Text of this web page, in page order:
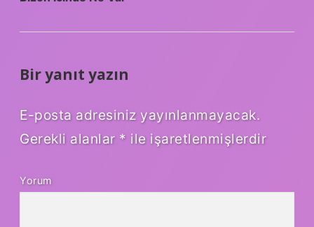
Bir yanıt yazın
E-posta adresiniz yayınlanmayacak.
Gerekli alanlar * ile işaretlenmişlerdir
Yorum